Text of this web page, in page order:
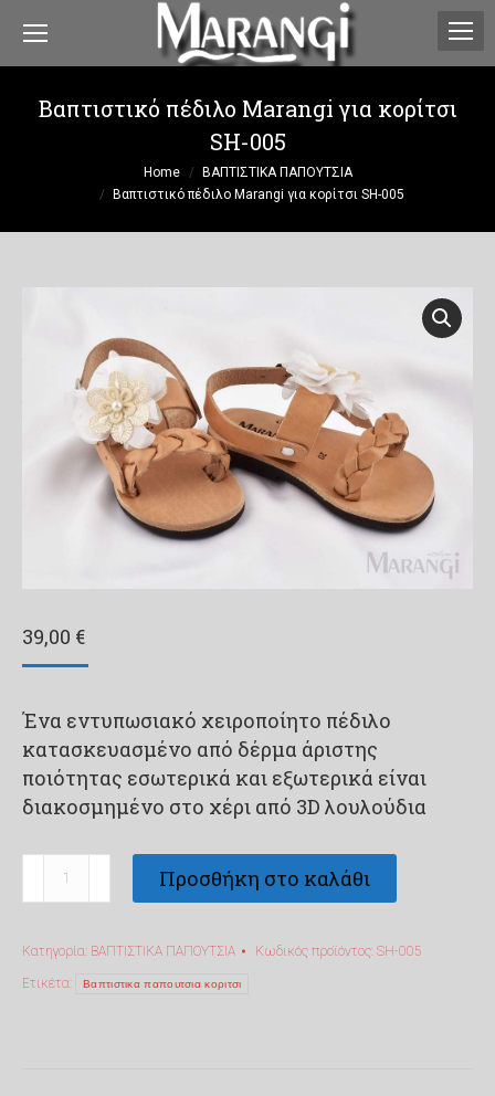
Βαπτιστικό πέδιλο Marangi για κορίτσι
SH-005
Home
ΒΑΠΤΙΣΤΙΚΑ ΠΑΠΟΥΤΣΙΑ
Βαπτιστικό πέδιλο Marangi για κορίτσι SH-005
39,00 €
Ένα εντυπωσιακό χειροποίητο πέδιλο
κατασκευασμένο από δέρμα άριστης
ποιότητας εσωτερικά και εξωτερικά είναι
διακοσμημένο στο χέρι από 3D λουλούδια
για
κορίτσι
Προσθήκη στο καλάθι
Κατηγορία: ΒΑΠΤΙΣΤΙΚΑ ΠΑΠΟΥΤΣΙΑ Κωδικός προϊόντος: SH-005
Ετικέτα: Βαπτιστικα παπουτσια κοριτσι